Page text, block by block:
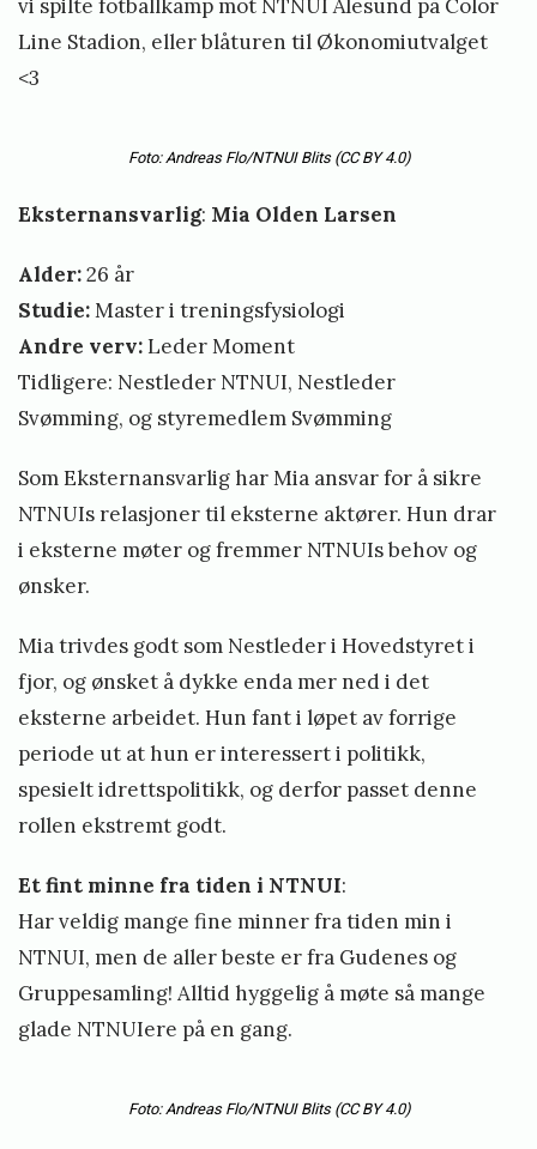
vi spilte fotballkamp mot NTNUI Ålesund på Color
Line Stadion, eller blåturen til Økonomiutvalget
<3
Foto: Andreas Flo/NTNUI Blits (CC BY 4.0)
Eksternansvarlig: Mia Olden Larsen
Alder:26 år
Studie:Master i treningsfysiologi
Andre verv:Leder Moment
Tidligere: Nestleder NTNUI, Nestleder
Svømming, og styremedlem Svømming
Som Eksternansvarlig har Mia ansvar for å sikre
NTNUIs relasjoner til eksterne aktører. Hun drar
i eksterne møter og fremmer NTNUIs behov og
ønsker.
Mia trivdes godt som Nestleder i Hovedstyret i
fjor, og ønsket å dykke enda mer ned i det
eksterne arbeidet. Hun fant i løpet av forrige
periode ut at hun er interessert i politikk,
spesielt idrettspolitikk, og derfor passet denne
rollen ekstremt godt.
Et fint minne fra tiden i NTNUI:
Har veldig mange fine minner fra tiden min i
NTNUI, men de aller beste er fra Gudenes og
Gruppesamling! Alltid hyggelig å møte så mange
glade NTNUIere på en gang.
Foto: Andreas Flo/NTNUI Blits (CC BY 4.0)